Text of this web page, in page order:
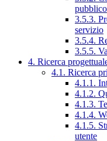
pubblico
3.5.3.
servizio
3.5.4.
3.5.5.
4. Ricerca
4.1. Ricerca
4.1.1.
4.1.2.
4.1.3.
4.1.4.
4.1.5.
utente